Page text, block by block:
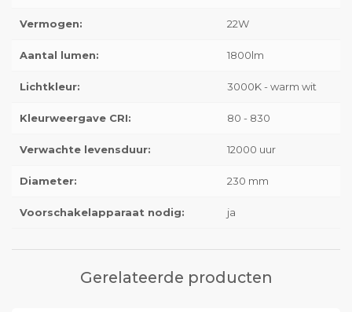
Vermogen: 22W
Aantal lumen: 1800lm
Lichtkleur: 3000K - warm wit
Kleurweergave CRI: 80 - 830
Verwachte levensduur: 12000 uur
Diameter: 230 mm
Voorschakelapparaat nodig: ja
Gerelateerde producten